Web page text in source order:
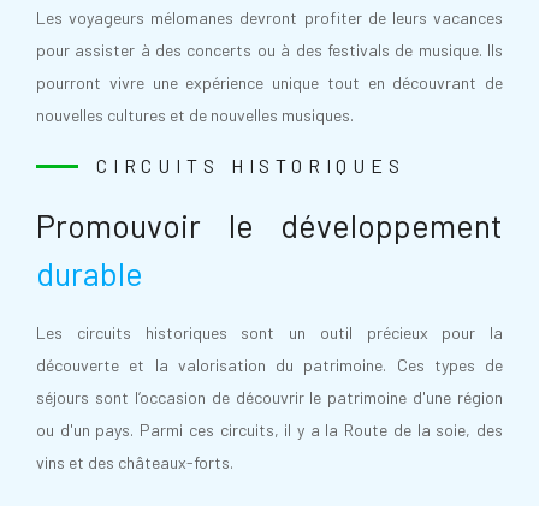
Les voyageurs mélomanes devront profiter de leurs vacances
pour assister à des concerts ou à des festivals de musique. Ils
pourront vivre une expérience unique tout en découvrant de
nouvelles cultures et de nouvelles musiques.
CIRCUITS HISTORIQUES
Promouvoir le développement
durable
Les circuits historiques sont un outil précieux pour la
découverte et la valorisation du patrimoine. Ces types de
séjours sont l’occasion de découvrir le patrimoine d'une région
ou d'un pays. Parmi ces circuits, il y a la Route de la soie, des
vins et des châteaux-forts.